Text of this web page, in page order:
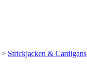
> Strickjacken & Cardigans